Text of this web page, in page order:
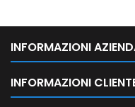
INFORMAZIONI
INFORMAZIONI